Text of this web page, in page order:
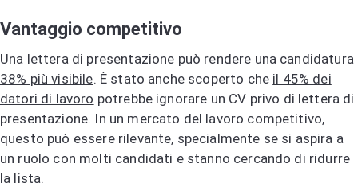
Vantaggio competitivo
Una lettera di presentazione può rendere una candidatura
38% più visibile. È stato anche scoperto che il 45% dei
datori di lavoro potrebbe ignorare un CV privo di lettera di
presentazione. In un mercato del lavoro competitivo,
questo può essere rilevante, specialmente se si aspira a
un ruolo con molti candidati e stanno cercando di ridurre
la lista.